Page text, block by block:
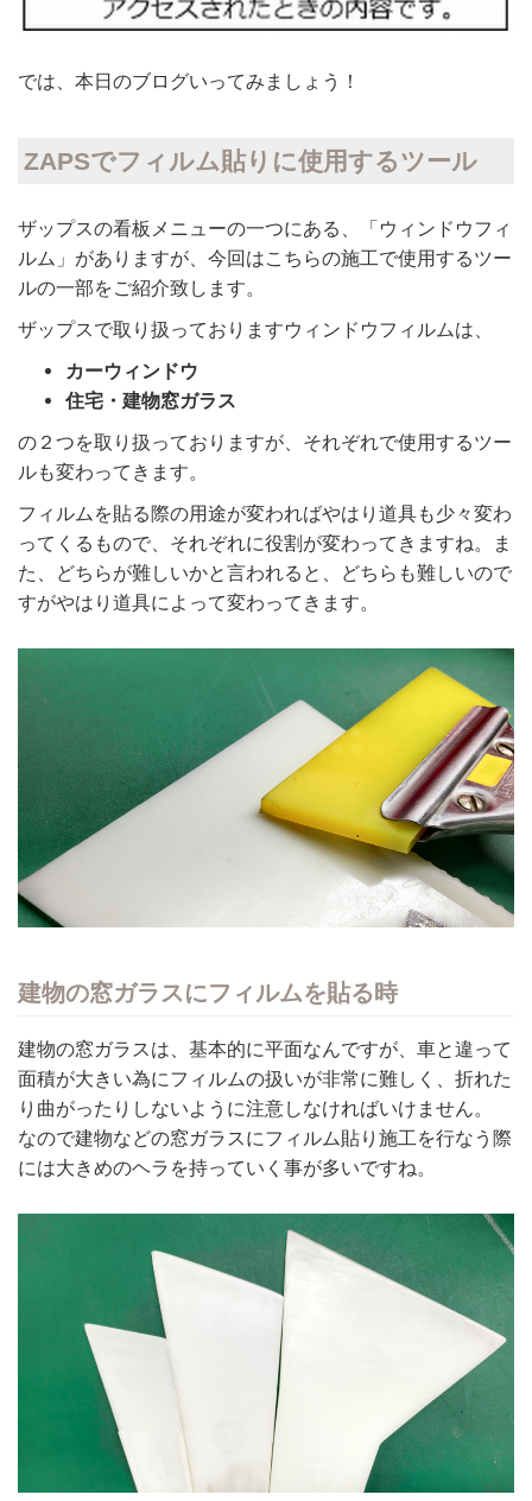
では、本日のブログいってみましょう！
ZAPSでフィルム貼りに使用するツール
ザップスの看板メニューの一つにある、「ウィンドウフィ
ルム」がありますが、今回はこちらの施工で使用するツー
ルの一部をご紹介致します。
ザップスで取り扱っておりますウィンドウフィルムは、
カーウィンドウ
住宅・建物窓ガラス
の２つを取り扱っておりますが、それぞれで使用するツー
ルも変わってきます。
フィルムを貼る際の用途が変わればやはり道具も少々変わ
ってくるもので、それぞれに役割が変わってきますね。ま
た、どちらが難しいかと言われると、どちらも難しいので
すがやはり道具によって変わってきます。
建物の窓ガラスにフィルムを貼る時
建物の窓ガラスは、基本的に平面なんですが、車と違って
面積が大きい為にフィルムの扱いが非常に難しく、折れた
り曲がったりしないように注意しなければいけません。
なので建物などの窓ガラスにフィルム貼り施工を行なう際
には大きめのヘラを持っていく事が多いですね。